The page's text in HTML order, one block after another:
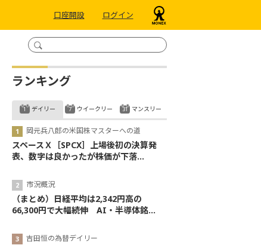
口座開設 ログイン
ランキング
デイリー
岡元兵八郎の米国株マスターへの道
スペースＸ［SPCX］上場後初の決算発
表、数字は良かったが株価が下落...
市況概況
（まとめ）日経平均は2,342円高の
66,300円で大幅続伸 AI・半導体銘...
吉田恒の為替デイリー
ウイークリー マンスリー